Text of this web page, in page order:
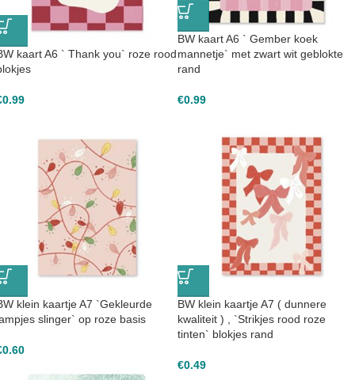
BW kaart A6 ` Gember koek
mannetje` met zwart wit geblokte
rand
€0.99
kaart A6 ` Thank you` roze rood
0.99
klein kaartje A7 `Gekleurde
slinger` op roze basis
0.60
BW klein kaartje A7 ( dunnere
kwaliteit ) , `Strikjes rood roze
tinten` blokjes rand
€0.49